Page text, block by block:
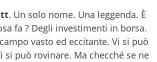
. Un solo nome. Una leggenda. È
fa ? Degli investimenti in borsa.
vasto ed eccitante. Vi si può
si può rovinare. Ma checché se ne